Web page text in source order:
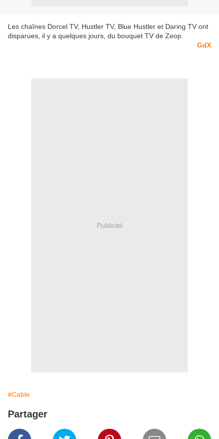
Les chaînes Dorcel TV, Hustler TV, Blue Hustler et Daring TV ont
disparues, il y a quelques jours, du bouquet TV de Zeop.
GdX
Publicité
#Cable
Partager